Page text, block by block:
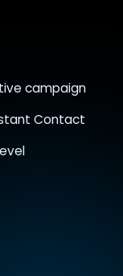
campaign
Contact